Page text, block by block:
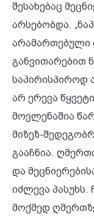
შესახებაც
არსებობდა.
არამართებული
განვითარებით
საპირისპიროდ
არ ერევა
მოვლენაშია
მიზეზ-
გააჩნია.
და
იძლევა პასუხს.
მოქმედ